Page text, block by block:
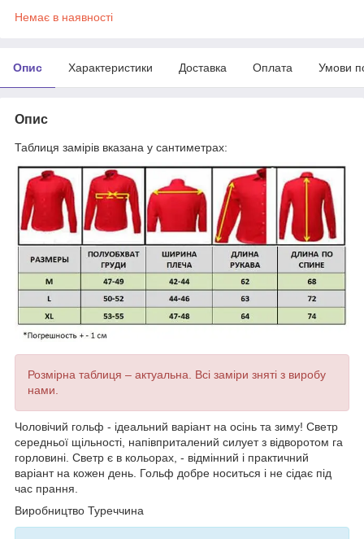
Немає в наявності
Опис Характеристики Доставка Оплата Умови
Опис
Таблиця замірів вказана у сантиметрах:
Розмірна таблиця – актуальна. Всі заміри зняті з виробу
нами.
Чоловічий гольф - ідеальний варіант на осінь та зиму! Светр
середньої щільності, напівприталений силует з відворотом га
горловині. Светр є в кольорах, - відмінний і практичний
варіант на кожен день. Гольф добре носиться і не сідає під
час прання.
Виробництво Туреччина